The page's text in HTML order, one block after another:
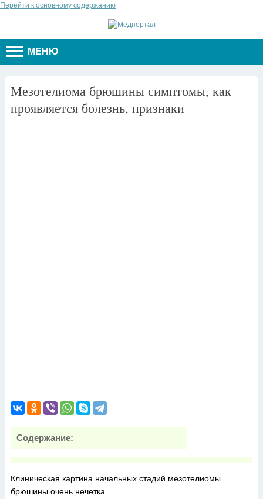
Перейти к основному содержанию
МЕНЮ
Мезотелиома брюшины симптомы, как
проявляется болезнь, признаки
Содержание:
Клиническая картина начальных стадий мезотелиомы
брюшины очень нечетка.